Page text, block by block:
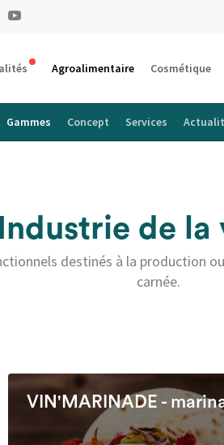
Agroalimentaire
Gammes Concept Services
Cosmétique
Industrie de la
destinés à la production
carnée.
VIN'MARINADE -